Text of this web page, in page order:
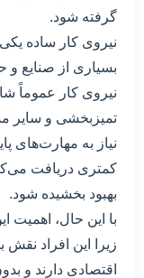
گرفته شود.
نیروی کار ساده
بسیاری از صنایع و
نیروی کار عموماً
تمیزبخشی و سایر
نیاز به مهارت‌های
کمتری دریافت
بهبود بخشیده شود.
با این حال، اهمیت
زیرا این افراد
اقتصادی دارند و